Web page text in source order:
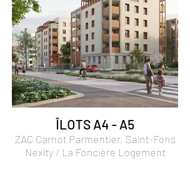
ÎLOTS A4 - A5
ZAC Carnot Parmentier, Saint-Fons
Nexity / La Foncière Logement